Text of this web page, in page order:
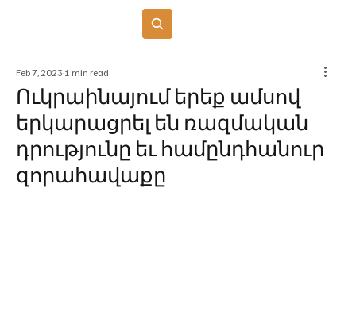
Ուկրաինայում երեք ամսով
երկարացրել են ռազմական
դրությունը եւ համընդհանուր
զորահավաքը
Feb 7, 2023 1 min read